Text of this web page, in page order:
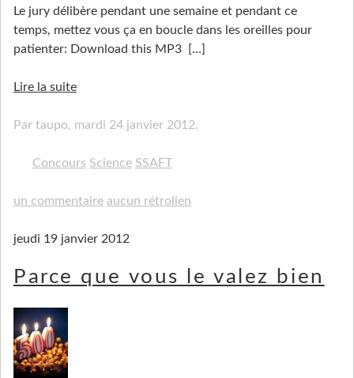
Le jury délibère pendant une semaine et pendant ce
temps, mettez vous ça en boucle dans les oreilles pour
patienter: Download this MP3
[…]
Lire la suite
Par taupo, mardi 24 janvier 2012.
Concours Science SSAFT
un commentaire aucun rétrolien
jeudi 19 janvier 2012
Parce que vous le valez bien